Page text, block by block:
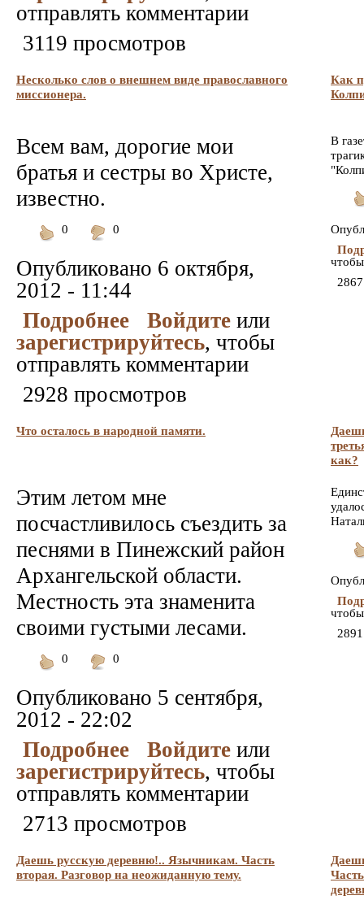
отправлять комментарии
3119 просмотров
Несколько слов о внешнем виде православного
миссионера.
Всем вам, дорогие мои
братья и сестры во Христе,
известно.
0
0
Опубликовано 6 октября,
2012 - 11:44
Подробнее
Войдитеили
зарегистрируйтесь, чтобы
отправлять комментарии
2928 просмотров
Как
В
Что осталось в народной памяти.
Этим летом мне
посчастливилось съездить за
песнями в Пинежский район
Архангельской области.
Местность эта знаменита
своими густыми лесами.
0
0
Опубликовано 5 сентября,
2012 - 22:02
Подробнее
Войдитеили
зарегистрируйтесь, чтобы
отправлять комментарии
2713 просмотров
как?
Даешь русскую деревню!.. Язычникам. Часть
вторая. Разговор на неожиданную тему.